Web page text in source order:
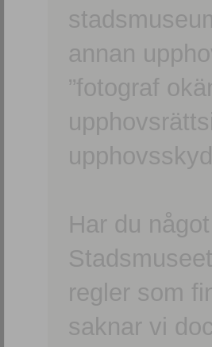
annan
”fotograf
Har du
regler som
saknar vi